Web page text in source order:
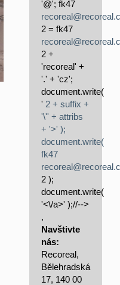
'@'; fk47
2 = fk47
2 +
'recoreal' +
'.' + 'cz';
document.write(
' 2 + suffix +
'\'' + attribs
+ '>' );
document.write(
fk47
2 );
document.write(
'<\/a>' );//-->
,
Navštivte
nás:
Recoreal,
Bělehradská
17, 140 00